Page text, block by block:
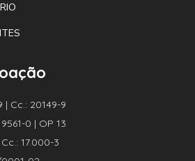
| Cc.: 20149-9
0 | OP 13
17.000-3